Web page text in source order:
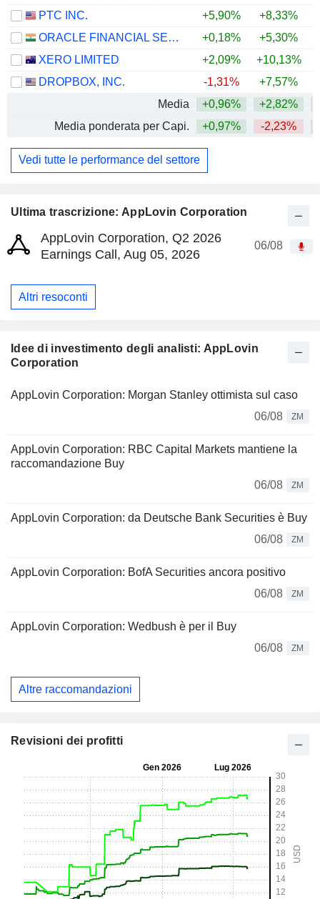
Ultima trascrizione: AppLovin Corporation
AppLovin Corporation, Q2 2026
Earnings Call, Aug 05, 2026
06/08
Altri resoconti
Idee di investimento degli analisti: AppLovin
Corporation
AppLovin Corporation: Morgan Stanley ottimista sul caso
06/08
ZM
AppLovin Corporation: RBC Capital Markets mantiene la
raccomandazione Buy
06/08
ZM
AppLovin Corporation: da Deutsche Bank Securities è Buy
06/08
ZM
AppLovin Corporation: BofA Securities ancora positivo
06/08
ZM
AppLovin Corporation: Wedbush è per il Buy
06/08
ZM
Altre raccomandazioni
PTC INC.
+5,90% +8,33%
ORACLE FINANCIAL SERVICES SOFTWARE LIMITED
+0,18% +5,30%
XERO LIMITED
+2,09% +10,13%
DROPBOX, INC.
-1,31% +7,57%
Media
+0,96% +2,82%
Media ponderata per Capi.
+0,97% -2,23%
Vedi tutte le performance del settore
Revisioni dei profitti